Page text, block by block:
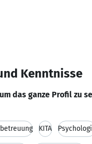
Kenntnisse
das ganze Profil zu
KITA